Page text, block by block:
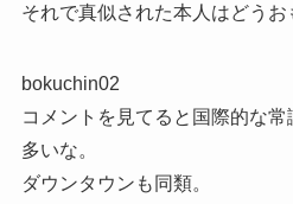
それで真似された本人はどうお
bokuchin02
コメントを見てると国際的な
多いな。
ダウンタウンも同類。